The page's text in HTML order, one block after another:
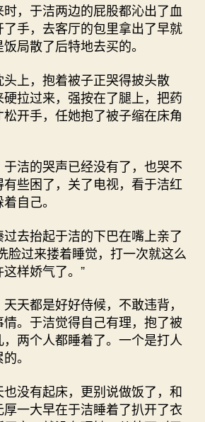
，于洁两边的屁股都沁出了血
手，去客厅的包里拿出了早就
局散了后特地去买的。
上，抱着被子正哭得披头散
拉过来，强按在了腿上，把药
开手，任她抱了被子缩在床角
洁的哭声已经没有了，也哭不
些困了，关了电视，看于洁红
自己。
去抬起于洁的下巴在嘴上亲了
脸过来搂着睡觉，打一次就这么
样娇气了。”
天都是好好侍候，不敢违背，
。于洁觉得自己有理，抱了被
两个人都睡着了。一个是打人
。
没有起床，更别说做饭了，和
一大早在于洁睡着了扒开了衣